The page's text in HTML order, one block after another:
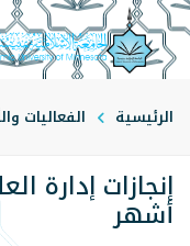
الرئيسية الفعاليات
إنجازات إدارة
أشهر